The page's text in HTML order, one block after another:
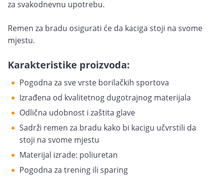
za svakodnevnu upotrebu.
Remen za bradu osigurati će da kaciga stoji na svome
mjestu.
Karakteristike proizvoda:
Pogodna za sve vrste borilačkih sportova
Izrađena od kvalitetnog dugotrajnog materijala
Odlična udobnost i zaštita glave
Sadrži remen za bradu kako bi kacigu učvrstili da
stoji na svome mjestu
Materijal izrade: poliuretan
Pogodna za trening ili sparing